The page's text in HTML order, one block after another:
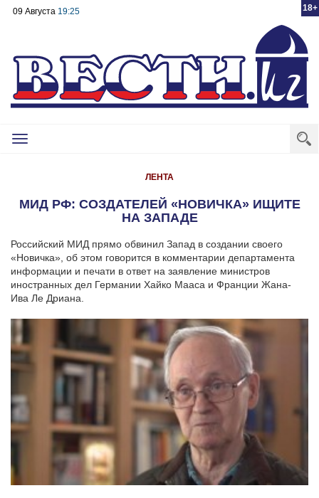
18+
09 Августа 19:25
Toggle
ЛЕНТА
МИД РФ: СОЗДАТЕЛЕЙ «НОВИЧКА» ИЩИТЕ
НА ЗАПАДЕ
Российский МИД прямо обвинил Запад в создании своего
«Новичка», об этом говорится в комментарии департамента
информации и печати в ответ на заявление министров
иностранных дел Германии Хайко Мааса и Франции Жана-
Ива Ле Дриана.